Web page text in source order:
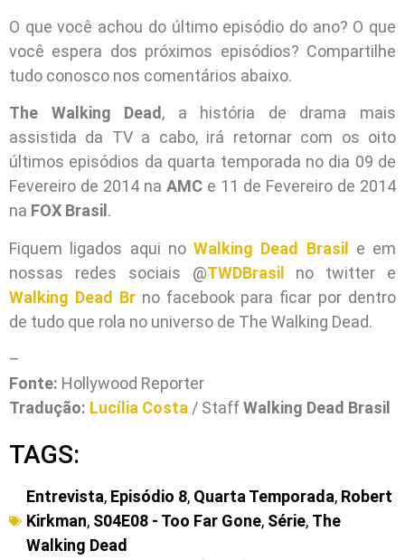
O que você achou do último episódio do ano? O que
você espera dos próximos episódios? Compartilhe
tudo conosco nos comentários abaixo.
The Walking Dead , a história de drama mais
assistida da TV a cabo, irá retornar com os oito
últimos episódios da quarta temporada no dia 09 de
Fevereiro de 2014 na AMC e 11 de Fevereiro de 2014
na FOX Brasil .
Fiquem ligados aqui no Walking Dead Brasil e em
nossas redes sociais @TWDBrasil no twitter e
Walking Dead Brno facebook para ficar por dentro
de tudo que rola no universo de The Walking Dead.
–
Fonte: Hollywood Reporter
Tradução: Lucília Costa / StaffWalking Dead Brasil
TAGS:
Entrevista, Episódio 8, Quarta Temporada, Robert
Kirkman, S04E08 - Too Far Gone, Série, The
Walking Dead